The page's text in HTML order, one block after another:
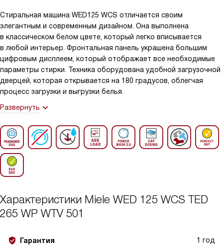
Стиральная машина WED125 WCS отличается своим
элегантным и современным дизайном. Она выполнена
в классическом белом цвете, который легко вписывается
в любой интерьер. Фронтальная панель украшена большим
цифровым дисплеем, который отображает все необходимые
параметры стирки. Техника оборудована удобной загрузочной
дверцей, которая открывается на 180 градусов, облегчая
процесс загрузки и выгрузки белья.
Развернуть
Характеристики Miele WED 125 WCS TED
265 WP WTV 501
Гарантия 1 год